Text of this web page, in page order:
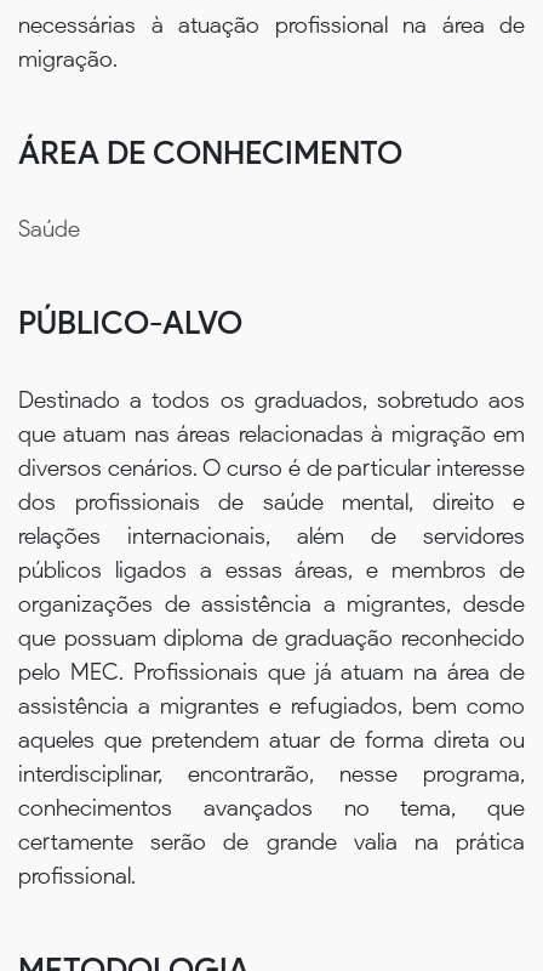
necessárias à atuação profissional na área de
migração.
ÁREA DE CONHECIMENTO
Saúde
PÚBLICO-ALVO
Destinado a todos os graduados, sobretudo aos
que atuam nas áreas relacionadas à migração em
diversos cenários. O curso é de particular interesse
dos profissionais de saúde mental, direito e
relações internacionais, além de servidores
públicos ligados a essas áreas, e membros de
organizações de assistência a migrantes, desde
que possuam diploma de graduação reconhecido
pelo MEC. Profissionais que já atuam na área de
assistência a migrantes e refugiados, bem como
aqueles que pretendem atuar de forma direta ou
interdisciplinar, encontrarão, nesse programa,
conhecimentos avançados no tema, que
certamente serão de grande valia na prática
profissional.